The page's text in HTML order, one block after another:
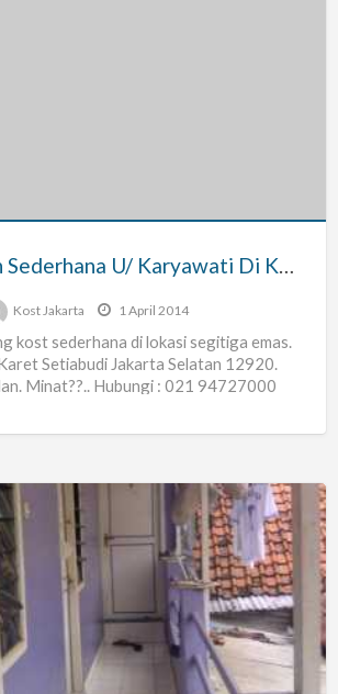
Kost-kostan Sederhana U/ Karyawati Di Karet Setiabudi
Kost Jakarta 1 April 2014
kost sederhana di lokasi segitiga emas.
Setiabudi Jakarta Selatan 12920.
Minat??.. Hubungi : 021 94727000